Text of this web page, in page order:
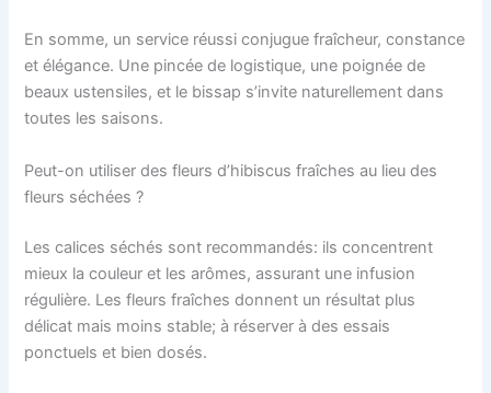
En somme, un service réussi conjugue fraîcheur, constance
et élégance. Une pincée de logistique, une poignée de
beaux ustensiles, et le bissap s’invite naturellement dans
toutes les saisons.
Peut-on utiliser des fleurs d’hibiscus fraîches au lieu des
fleurs séchées ?
Les calices séchés sont recommandés: ils concentrent
mieux la couleur et les arômes, assurant une infusion
régulière. Les fleurs fraîches donnent un résultat plus
délicat mais moins stable; à réserver à des essais
ponctuels et bien dosés.